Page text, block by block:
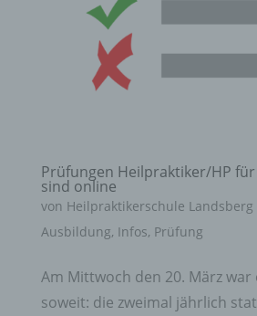
Prüfungen Heilpraktiker/HP
sind online
von Heilpraktikerschule Landsberg
Ausbildung, Infos, Prüfung
Am Mittwoch den 20. März war
soweit: die zweimal jährlich